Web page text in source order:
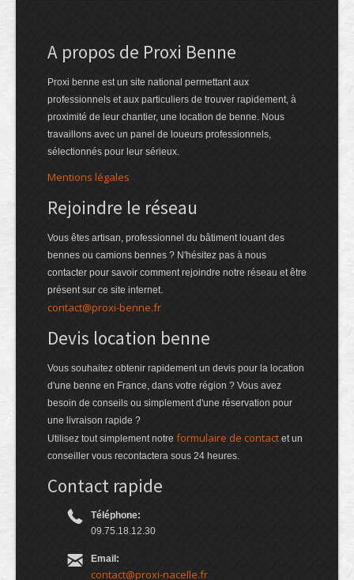
A propos de Proxi Benne
Proxi benne est un site national permettant aux
professionnels et aux particuliers de trouver rapidement, à
proximité de leur chantier, une location de benne. Nous
travaillons avec un panel de loueurs professionnels,
sélectionnés pour leur sérieux.
Mentions légales
Rejoindre le réseau
Vous êtes artisan, professionnel du bâtiment louant des
bennes ou camions bennes ? N'hésitez pas à nous
contacter pour savoir comment rejoindre notre réseau et être
présent sur ce site internet.
contact@proxi-benne.fr
Devis location benne
Vous souhaitez obtenir rapidement un devis pour la location
d'une benne en France, dans votre région ? Vous avez
besoin de conseils ou simplement d'une réservation pour
une livraison rapide ?
Utilisez tout simplement notre formulaire de contact et un
conseiller vous recontactera sous 24 heures.
Contact rapide
Téléphone:
09.75.18.12.30
Email:
contact@proxi-nacelle.fr